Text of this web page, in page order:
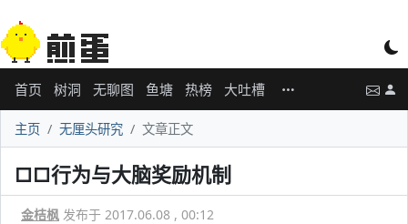
首页 树洞 无聊图 鱼塘 热榜 大吐槽
主页 无厘头研究 文章正文
□□行为与大脑奖励机制
金桔枫 发布于 2017.06.08 , 00:12